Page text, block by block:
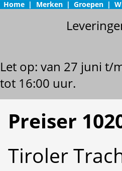
Home | Merken | Groepen |
Let op: van 27 juni t/
tot 16:00 uur.
Preiser
Tiroler